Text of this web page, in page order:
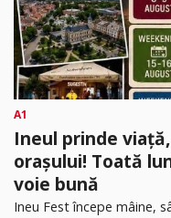
A1
Ineul prinde
orașului! Toată
voie bună
Ineu Fest începe mâine,